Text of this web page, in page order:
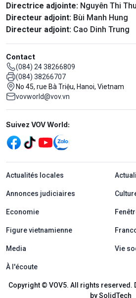
Directrice adjointe: Nguyên Thi
Directeur adjoint: Bùi Manh Hung
Directeur adjoint: Cao Dinh Trung
Contact
(084) 24 38266809
(084) 38266707
No 45, rue Bà Triệu, Hanoi, Vietnam
vovworld@vov.vn
Mạng xã hội
Suivez VOV World:
menu footer tiếng
Actualités locales
Annonces judiciaires
Economie
Figure vietnamienne
Media Vie
À l'écoute
Copyright © VOV5. All rights reserved.
by SolidTech